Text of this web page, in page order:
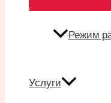
Режим
Услуги